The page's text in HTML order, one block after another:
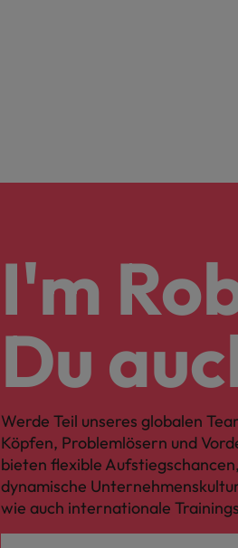
I'm
Du
Werde Teil unseres globalen
Köpfen, Problemlösern und
bieten flexible
dynamische
wie auch internationale